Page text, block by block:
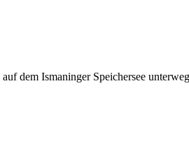
dem Ismaninger Speichersee